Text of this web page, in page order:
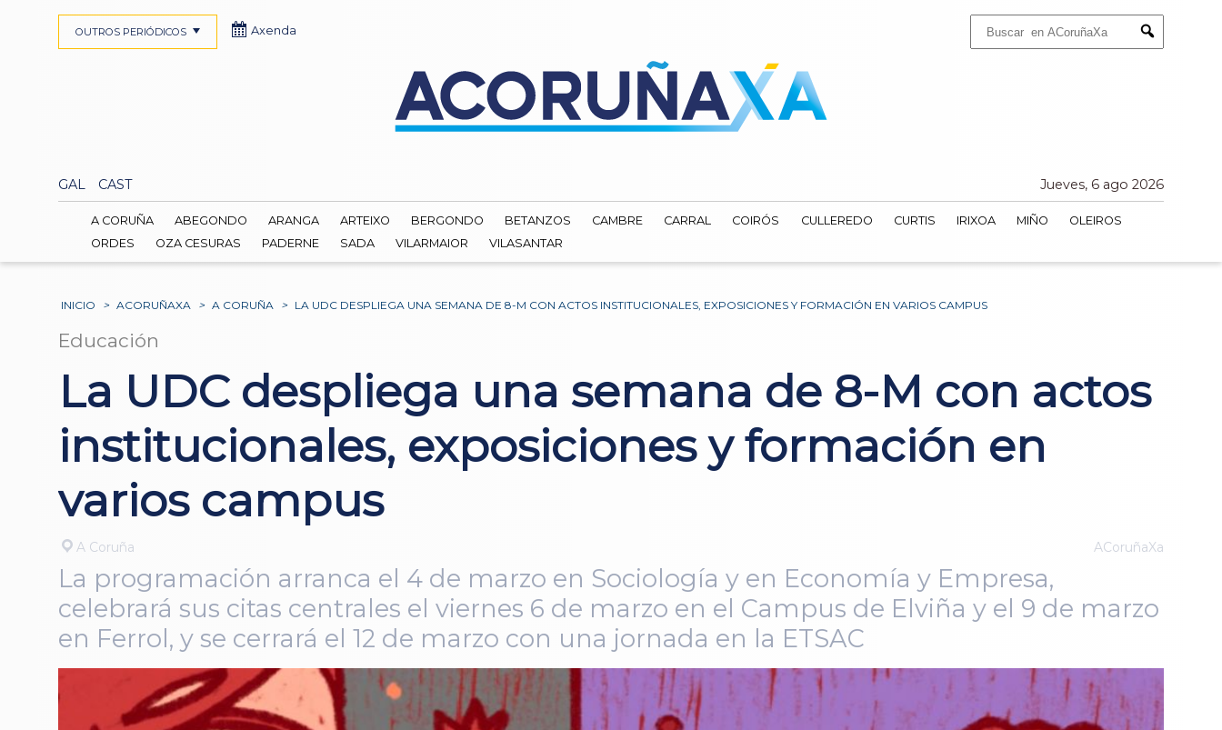
Submit
GAL CAST Jueves, 6 ago 2026
OUTROS PERIÓDICOS Axenda
A CORUÑA ABEGONDO ARANGA ARTEIXO BERGONDO BETANZOS CAMBRE CARRAL COIRÓS CULLEREDO CURTIS IRIXOA MIÑO
OLEIROS
ORDES
OZA CESURAS PADERNE SADA VILARMAIOR VILASANTAR
INICIO > ACORUÑAXA > A CORUÑA > LA UDC DESPLIEGA UNA SEMANA DE 8-M CON ACTOS INSTITUCIONALES, EXPOSICIONES Y FORMACIÓN EN VARIOS CAMPUS
Educación
La UDC despliega una semana de 8-M con actos
institucionales, exposiciones y formación en
varios campus
A Coruña ACoruñaXa
La programación arranca el 4 de marzo en Sociología y en Economía y Empresa,
celebrará sus citas centrales el viernes 6 de marzo en el Campus de Elviña y el 9 de marzo
en Ferrol, y se cerrará el 12 de marzo con una jornada en la ETSAC